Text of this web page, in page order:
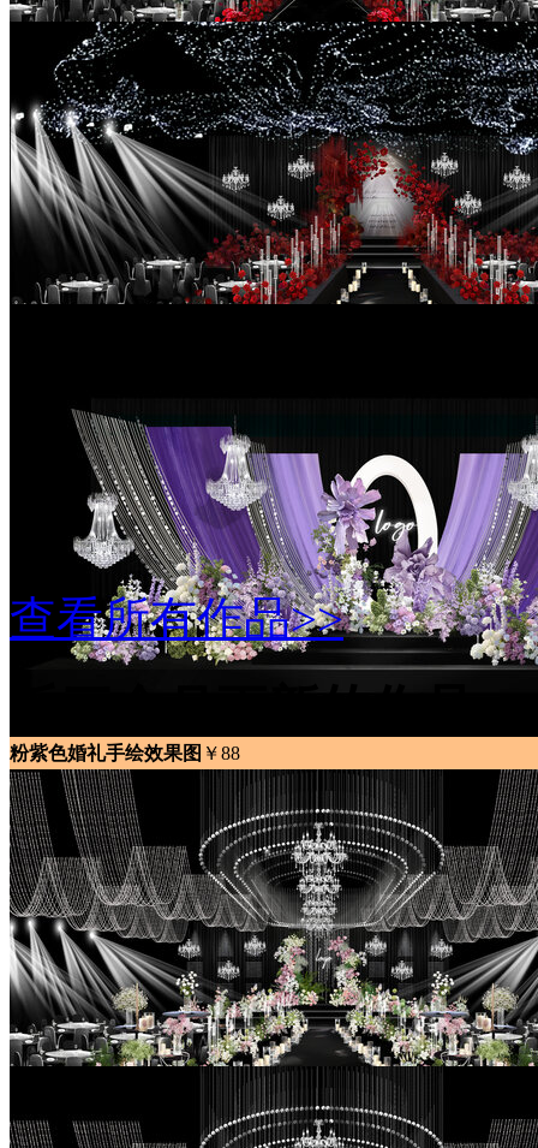
红色韩式婚礼手绘效果图￥99
红色秀场风婚礼手绘效果图￥99
粉紫色婚礼手绘效果图 ￥88
查看所有作品>>